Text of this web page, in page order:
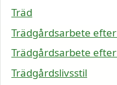
Träd
Trädgårdsarbete
Trädgårdsarbete
Trädgårdslivsstil